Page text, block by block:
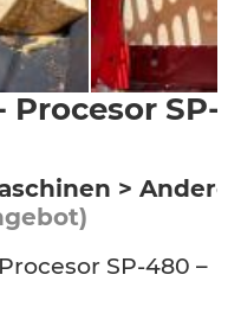
SP-
> Andere
Procesor SP-480 –